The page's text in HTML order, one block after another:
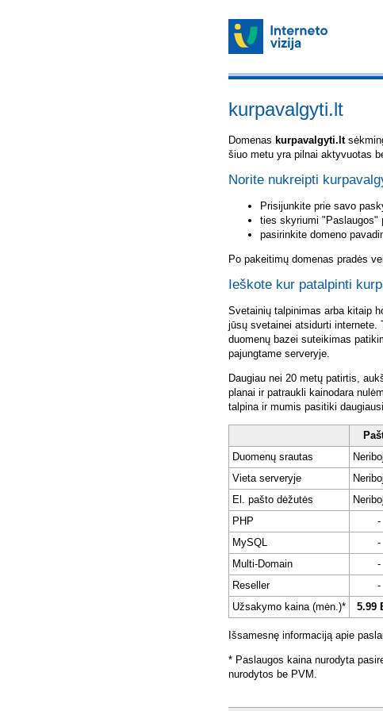
kurpavalgyti.lt
Domenas kurpavalgyti.lt
šiuo metu yra pilnai aktyvuotas
Norite nukreipti
Prisijunkite prie savo
ties skyriumi "Paslaugos"
pasirinkite domeno
Po pakeitimų domenas pradės
Ieškote kur patalpinti
Svetainių talpinimas arba kitaip
jūsų svetainei atsidurti internete.
duomenų bazei suteikimas
pajungtame serveryje.
Daugiau nei 20 metų patirtis,
planai ir patraukli kainodara
talpina ir mumis pasitiki
Duomenų srautas
Vieta serveryje
El. pašto dėžutės
PHP
-
MySQL
-
Multi-Domain
-
Reseller
-
Užsakymo kaina (mėn.)*
5.99
Išsamesnę informaciją apie
* Paslaugos kaina nurodyta
nurodytos be PVM.